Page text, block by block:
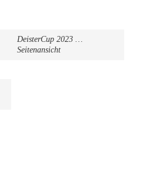
DeisterCup 2023 …
Seitenansicht